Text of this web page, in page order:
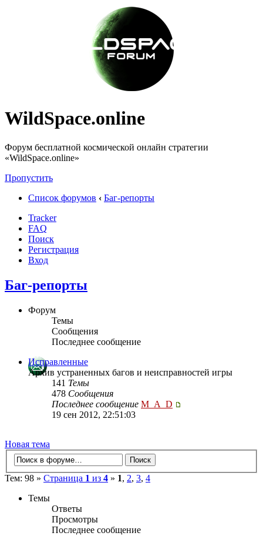
WildSpace.online
Форум бесплатной космической онлайн стратегии
«WildSpace.online»
Пропустить
Список форумов ‹ Баг-репорты
Tracker
FAQ
Поиск
Регистрация
Вход
Баг-репорты
Форум
Темы
Сообщения
Последнее сообщение
Исправленные
Архив устраненных багов и неисправностей игры
141 Темы
478 Сообщения
Последнее сообщение M_A_D
19 сен 2012, 22:51:03
Новая тема
Тем: 98 » Страница 1 из 4 » 1, 2, 3, 4
Темы
Ответы
Просмотры
Последнее сообщение